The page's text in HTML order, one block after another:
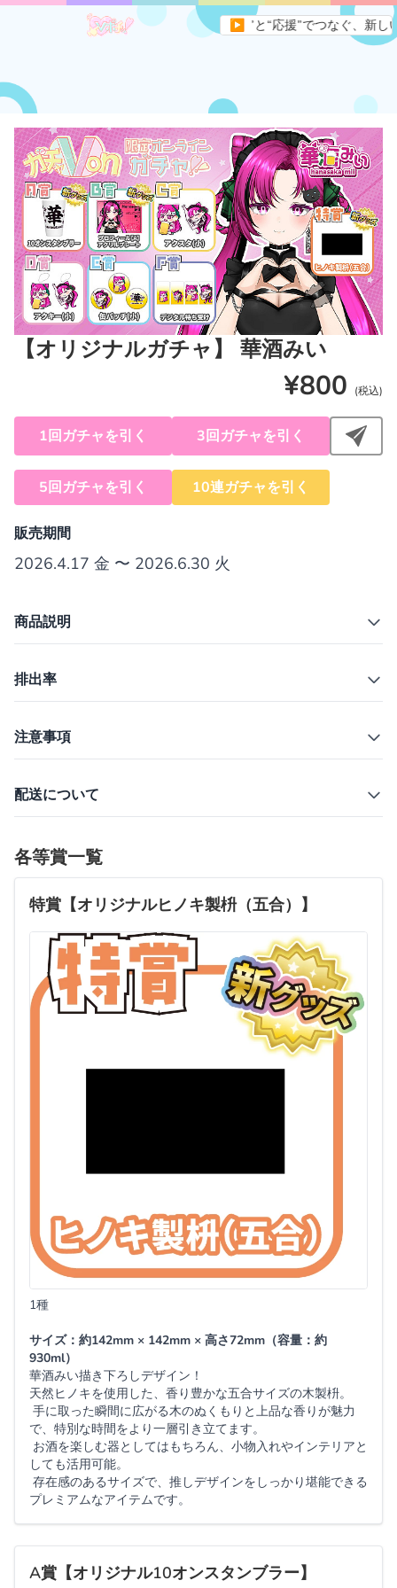
▶
のVライバーとファンを“遊び”と“応援”でつなぐ、新しい形のエ
【オリジナルガチャ】 華酒みい
¥800 (税込)
1回ガチャを引く 3回ガチャを引く
5回ガチャを引く 10連ガチャを引く
販売期間
2026.4.17 金 〜 2026.6.30 火
商品説明
排出率
注意事項
配送について
各等賞一覧
特賞【オリジナルヒノキ製枡（五合）】
1種
サイズ：約142mm × 142mm × 高さ72mm（容量：約
930ml）
華酒みい描き下ろしデザイン！
天然ヒノキを使用した、香り豊かな五合サイズの木製枡。
手に取った瞬間に広がる木のぬくもりと上品な香りが魅力
で、特別な時間をより一層引き立てます。
お酒を楽しむ器としてはもちろん、小物入れやインテリアと
しても活用可能。
存在感のあるサイズで、推しデザインをしっかり堪能できる
プレミアムなアイテムです。
A賞【オリジナル10オンスタンブラー】